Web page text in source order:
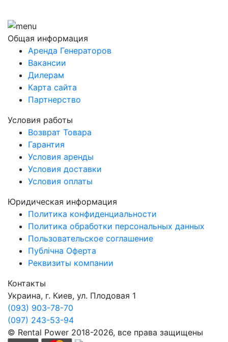
Общая информация
Аренда Генераторов
Вакансии
Дилерам
Карта сайта
Партнерство
Условия работы
Возврат Товара
Гарантия
Условия аренды
Условия доставки
Условия оплаты
Юридическая информация
Политика конфиденциальности
Политика обработки персональных данных
Пользовательское соглашение
Публічна Оферта
Реквизиты компании
Контакты
Украина, г. Киев, ул. Плодовая 1
(093) 903-78-70
(097) 243-53-94
© Rental Power 2018-2026, все права защищены